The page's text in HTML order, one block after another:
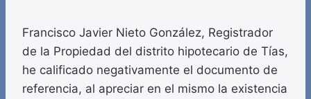
Francisco Javier Nieto González, Registrador
de la Propiedad del distrito hipotecario de Tías,
he calificado negativamente el documento de
referencia, al apreciar en el mismo la existencia